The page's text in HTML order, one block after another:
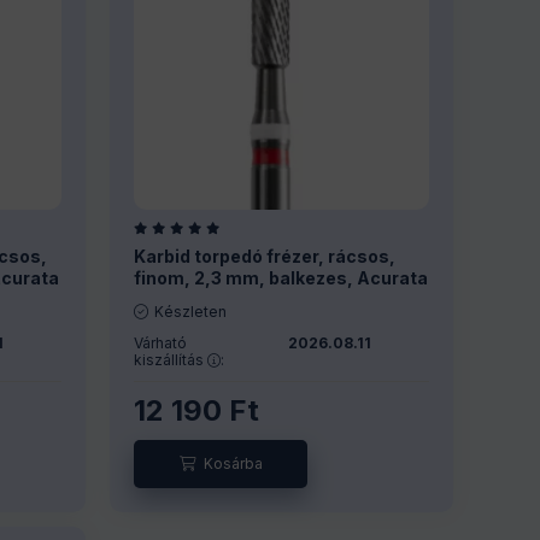
Karbid torpedó frézer, rácsos,
finom, 2,3 mm, balkezes, Acurata
Készleten
Várható
kiszállítás
:
2026.08.11
12 190 Ft